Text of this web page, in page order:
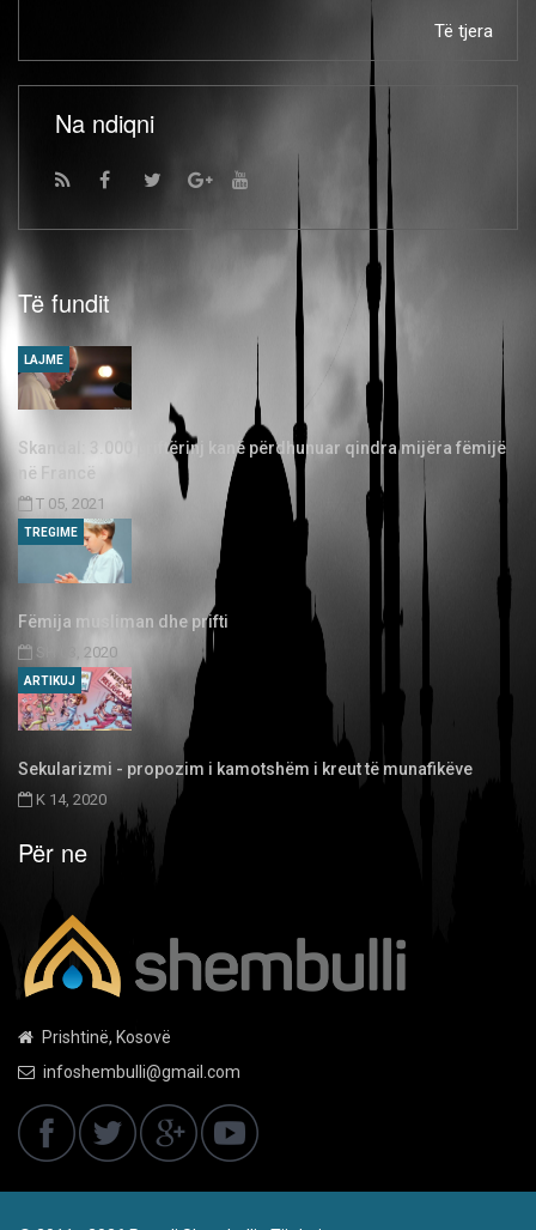
Të tjera
Na ndiqni
Të fundit
Skandal: 3.000 priftërinj kanë përdhunuar qindra mijëra fëmijë
në Francë
T 05, 2021
LAJME
Fëmija musliman dhe prifti
SH 03, 2020
TREGIME
Sekularizmi - propozim i kamotshëm i kreut të munafikëve
K 14, 2020
ARTIKUJ
Për ne
Prishtinë, Kosovë
infoshembulli@gmail.com